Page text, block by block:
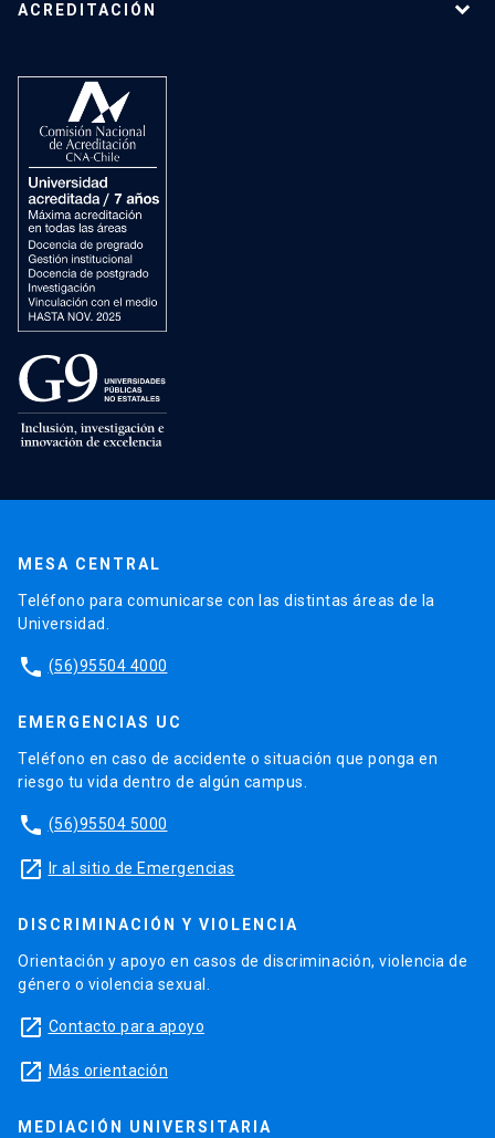
ACREDITACIÓN
MESA CENTRAL
Teléfono para comunicarse con las distintas áreas de la
Universidad.
phone (56)95504 4000
EMERGENCIAS UC
Teléfono en caso de accidente o situación que ponga en
riesgo tu vida dentro de algún campus.
phone (56)95504 5000
launch Ir al sitio de Emergencias
DISCRIMINACIÓN Y VIOLENCIA
Orientación y apoyo en casos de discriminación, violencia de
género o violencia sexual.
launch Contacto para apoyo
launch Más orientación
MEDIACIÓN UNIVERSITARIA